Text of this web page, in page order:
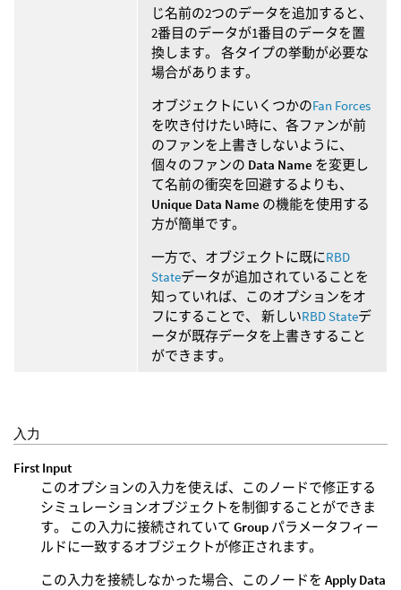
じ名前の2つのデータを追加すると、
2番目のデータが1番目のデータを置
換します。 各タイプの挙動が必要な
場合があります。
オブジェクトにいくつかのFan Forces
を吹き付けたい時に、各ファンが前
のファンを上書きしないように、
個々のファンの Data Name を変更し
て名前の衝突を回避するよりも、
Unique Data Name の機能を使用する
方が簡単です。
一方で、オブジェクトに既にRBD
Stateデータが追加されていることを
知っていれば、このオプションをオ
フにすることで、 新しいRBD Stateデ
ータが既存データを上書きすること
ができます。
入力
First Input
このオプションの入力を使えば、このノードで修正する
シミュレーションオブジェクトを制御することができま
す。 この入力に接続されていて Group パラメータフィー
ルドに一致するオブジェクトが修正されます。
この入力を接続しなかった場合、このノードを Apply Data